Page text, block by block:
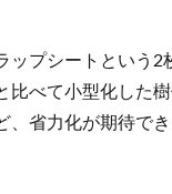
プシートという2
べて小型化した
省力化が期待で